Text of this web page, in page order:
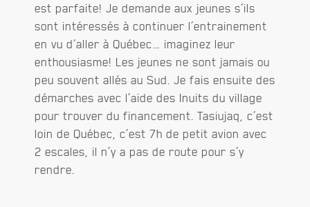
est parfaite! Je demande aux jeunes s’ils
sont intéressés à continuer l’entrainement
en vu d’aller à Québec… imaginez leur
enthousiasme! Les jeunes ne sont jamais ou
peu souvent allés au Sud. Je fais ensuite des
démarches avec l’aide des Inuits du village
pour trouver du financement. Tasiujaq, c’est
loin de Québec, c’est 7h de petit avion avec
2 escales, il n’y a pas de route pour s’y
rendre.